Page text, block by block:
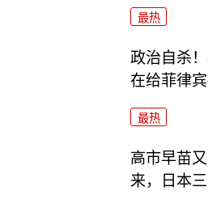
最热
政治自杀
在给菲律宾
最热
高市早苗
来，日本